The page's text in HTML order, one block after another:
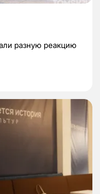
разную реакцию